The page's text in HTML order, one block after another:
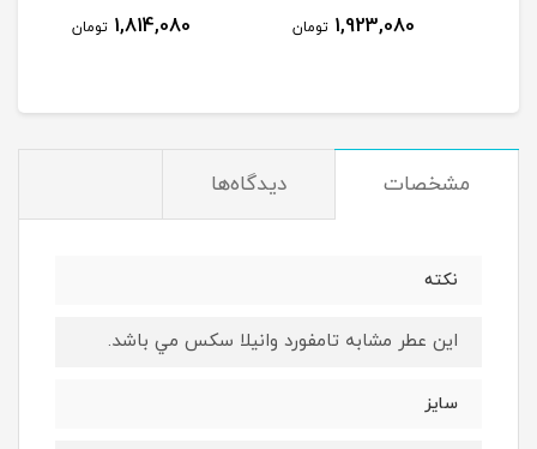
1,923,080 تومان 1,814,080 تومان
مشخصات دیدگاه‌ها
نكته
اين عطر مشابه تامفورد وانيلا سكس مي باشد.
سايز